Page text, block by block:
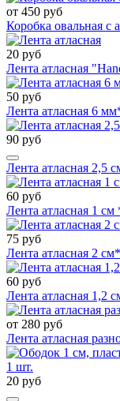
от 450 руб
Коробка овальная с
20 руб
Лента атласная
50 руб
Лента атласная 6
90 руб
Лента атласная 2,5
60 руб
Лента атласная 1 см
75 руб
Лента атласная 2
60 руб
Лента атласная 1,2
от 280 руб
Лента атласная
20 руб